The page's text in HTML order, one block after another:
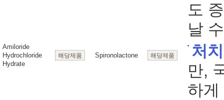
Amiloride
Hydrochloride
Hydrate
해당제품 Spironolactone 해당제품
도
날
처치
만,
하게